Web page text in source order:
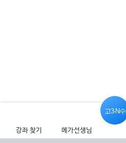
강좌 찾기 메가선생님
고3·N수